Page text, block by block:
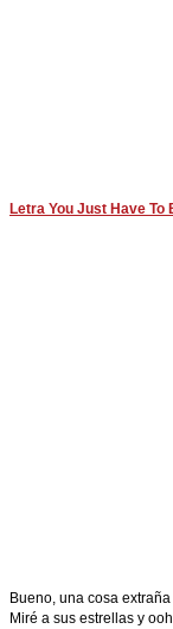
Letra You Just Have
Bueno, una cosa
Miré a sus estrellas y